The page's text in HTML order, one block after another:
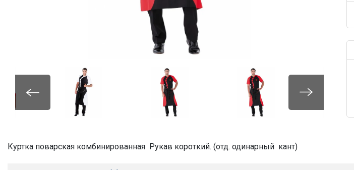
Куртка поварская комбинированная Рукав короткий. (отд. одинарный кант)